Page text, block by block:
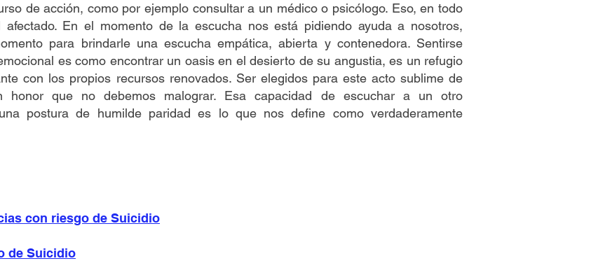
de acción, como por ejemplo consultar a un médico o psicólogo. Eso, en todo
En el momento de la escucha nos está pidiendo ayuda a nosotros,
para brindarle una escucha empática, abierta y contenedora. Sentirse
es como encontrar un oasis en el desierto de su angustia, es un refugio
con los propios recursos renovados. Ser elegidos para este acto sublime de
honor que no debemos malograr. Esa capacidad de escuchar a un otro
postura de humilde paridad es lo que nos define como verdaderamente
con riesgo de Suicidio
de Suicidio